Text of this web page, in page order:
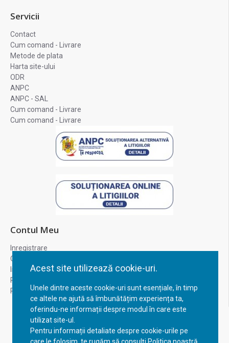
Acest site utilizează cookie-uri.
Unele dintre aceste cookie-uri sunt esențiale, în timp
ce altele ne ajută să îmbunătățim experiența ta,
oferindu-ne informații despre modul în care este
utilizat site-ul.
Pentru informații detaliate despre cookie-urile pe
Servicii
Contact
Cum comand - Livrare
Metode de plata
Harta site-ului
ODR
ANPC
ANPC - SAL
Cum comand - Livrare
Cum comand - Livrare
Contul Meu
Inregistrare
Contul meu
Istoric comenzi
Recuperare parola
Returnare produs